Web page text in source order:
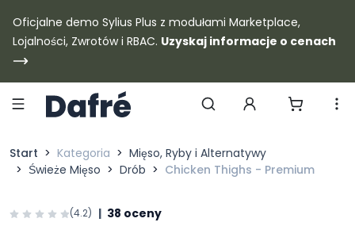
Dafre
Oficjalne demo Sylius Plus z modułami Marketplace,
Lojalności, Zwrotów i RBAC. Uzyskaj informacje o cenach
Start
Kategoria
Mięso, Ryby i Alternatywy
Świeże Mięso
Drób Chicken Thighs - Premium
(4.2) | 38 oceny